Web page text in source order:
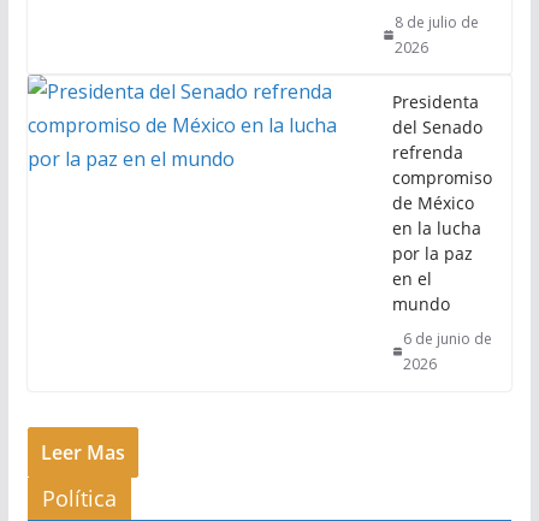
8 de julio de
2026
Presidenta
del Senado
refrenda
compromiso
de México
en la lucha
por la paz
en el
mundo
6 de junio de
2026
Leer Mas
Política